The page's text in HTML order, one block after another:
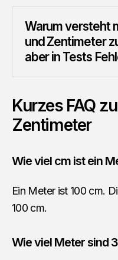
Warum versteht
und Zentimeter
aber in Tests
Kurzes FAQ
Zentimeter
Wie viel cm ist ein
Ein Meter ist 100 cm.
100 cm.
Wie viel Meter sind